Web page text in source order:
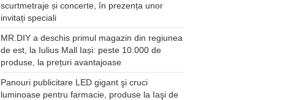
scurtmetraje și concerte, în prezența unor
invitați speciali
MR.DIY a deschis primul magazin din regiunea
de est, la Iulius Mall Iași: peste 10.000 de
produse, la prețuri avantajoase
Panouri publicitare LED gigant şi cruci
luminoase pentru farmacie, produse la Iaşi de